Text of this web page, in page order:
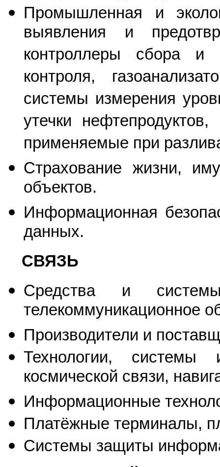
Промышленная и
выявления и
контроллеры сбора и
контроля,
системы измерения
утечки
применяемые при
Страхование жизни,
объектов.
Информационная
данных.
СВЯЗЬ
Средства и
телекоммуникационное
Производители и
Технологии, системы
космической связи,
Информационные
Платёжные терминалы,
Системы защиты